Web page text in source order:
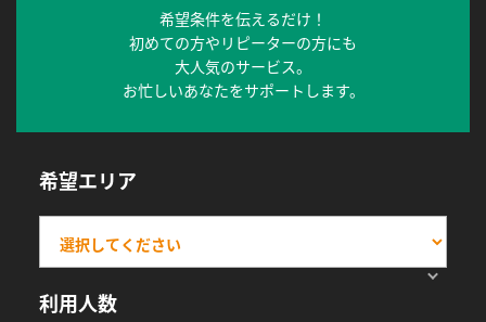
希望条件を伝えるだけ！
初めての方やリピーターの方にも
大人気のサービス。
お忙しいあなたをサポートします。
希望エリア
利用人数